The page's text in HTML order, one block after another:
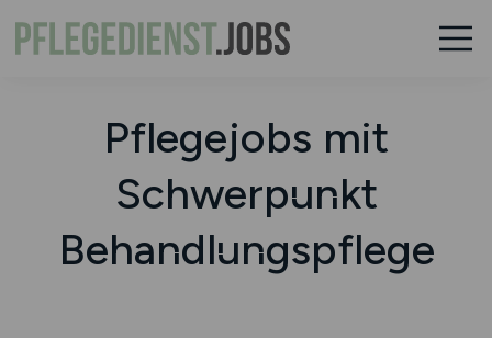
Pflegejobs mit
Schwerpunkt
Behandlungspflege